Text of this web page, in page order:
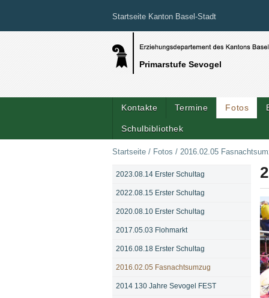
Startseite Kanton Basel-Stadt
Primarstufe Sevogel
Kontakte Termine Fotos
Schulbibliothek
Startseite / Fotos / 2016.02.05
NAVIGATION
2023.08.14 Erster Schultag
2022.08.15 Erster Schultag
2020.08.10 Erster Schultag
2017.05.03 Flohmarkt
2016.08.18 Erster Schultag
2016.02.05 Fasnachtsumzug
2014 130 Jahre Sevogel FEST